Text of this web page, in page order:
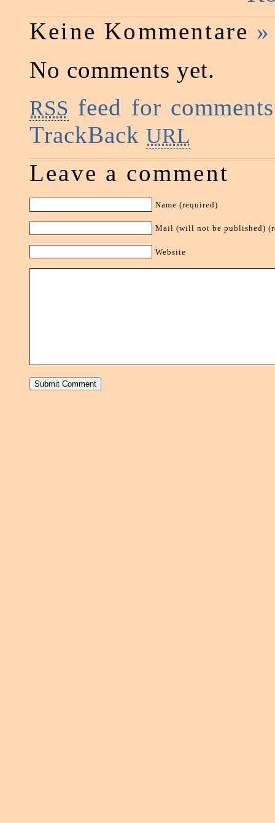
Keine Kommentare »
No comments yet.
RSS feed for
TrackBack URL
Leave a comment
Name (required)
Mail (will not be published)
Website